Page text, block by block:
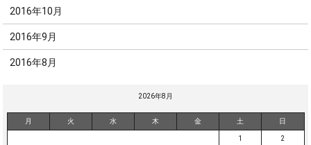
2016年10月
2016年9月
2016年8月
2026年8月
月 火 水 木 金 土 日
1 2